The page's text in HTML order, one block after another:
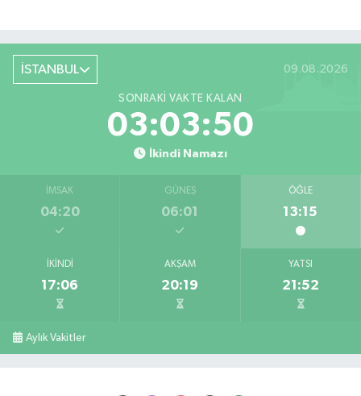
İSTANBUL 09.08.2026
SONRAKI VAKTE KALAN
03:03:50
İkindi Namazı
İMSAK
04:20
GÜNEŞ
06:01
ÖĞLE
13:15
İKINDI
17:06
AKŞAM
20:19
YATSI
21:52
Aylık Vakitler